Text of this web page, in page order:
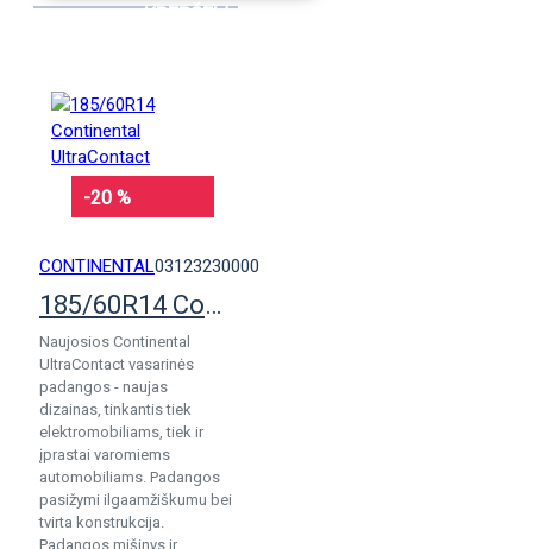
KREPŠELĮ
-20 %
CONTINENTAL03123230000
185/60R14 Continental UltraContact
Naujosios Continental
UltraContact vasarinės
padangos - naujas
dizainas, tinkantis tiek
elektromobiliams, tiek ir
įprastai varomiems
automobiliams. Padangos
pasižymi ilgaamžiškumu bei
tvirta konstrukcija.
Padangos mišinys ir